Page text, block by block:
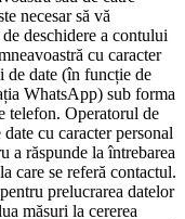
necesar să vă
deschidere a contului
cu caracter
de date (în funcție de
WhatsApp) sub forma
telefon. Operatorul de
cu caracter personal
a răspunde la întrebarea
care se referă contactul.
prelucrarea datelor
măsuri la cererea